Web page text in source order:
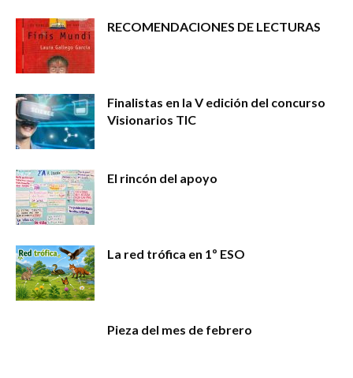
RECOMENDACIONES DE LECTURAS
Finalistas en la V edición del concurso
Visionarios TIC
El rincón del apoyo
La red trófica en 1º ESO
Pieza del mes de febrero